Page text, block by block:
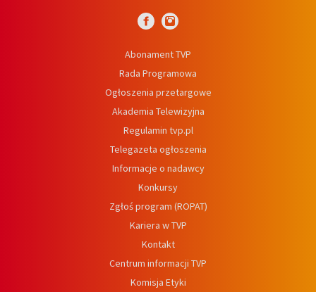
Abonament TVP
Rada Programowa
Ogłoszenia przetargowe
Akademia Telewizyjna
Regulamin tvp.pl
Telegazeta ogłoszenia
Informacje o nadawcy
Konkursy
Zgłoś program (ROPAT)
Kariera w TVP
Kontakt
Centrum informacji TVP
Komisja Etyki